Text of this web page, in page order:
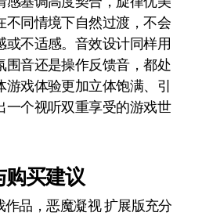
不同情境下自然过渡，不会
或不适感。音效设计同样用
围音还是操作反馈音，都处
戏体验更加立体饱满、引
一个视听双重享受的游戏世
购买建议
品，恶魔凝视 扩展版充分